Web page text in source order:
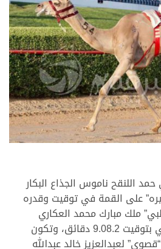
اللنقح ناموس الجذاع البكار
على القمة في توقيت وقدره
ملك مبارك محمد العكاري
العامري على المركز الثاني بتوقيت 9.08.2 دقائق، وتكون
لعبدالعزيز خالد عبدالله